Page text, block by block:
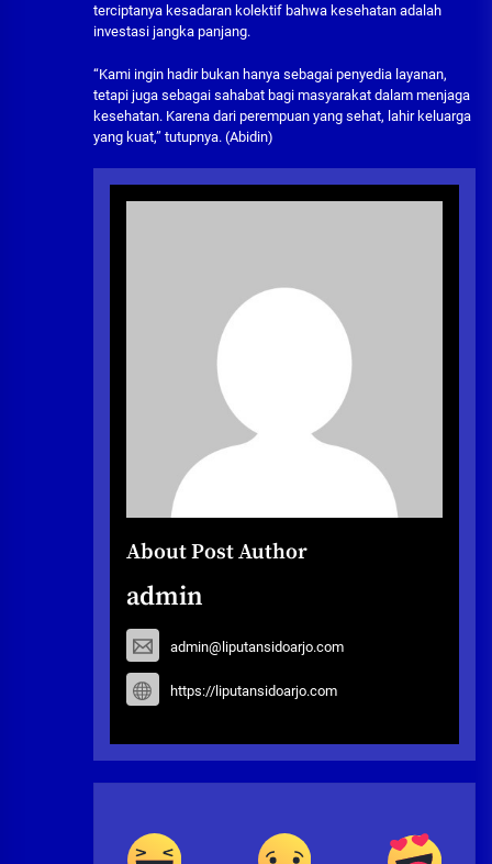
terciptanya kesadaran kolektif bahwa kesehatan adalah
investasi jangka panjang.
‎‎“Kami ingin hadir bukan hanya sebagai penyedia layanan,
tetapi juga sebagai sahabat bagi masyarakat dalam menjaga
kesehatan. Karena dari perempuan yang sehat, lahir keluarga
yang kuat,” tutupnya. (Abidin)
About Post Author
admin
admin@liputansidoarjo.com
https://liputansidoarjo.com